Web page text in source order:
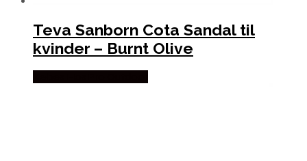
Teva Sanborn Cota Sandal til
kvinder – Burnt Olive